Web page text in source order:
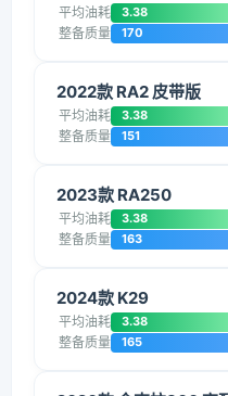
平均油耗 3.38
整备质量 170
2022款 RA2 皮带版
平均油耗 3.38
整备质量 151
2023款 RA250
平均油耗 3.38
整备质量 163
2024款 K29
平均油耗 3.38
整备质量 165